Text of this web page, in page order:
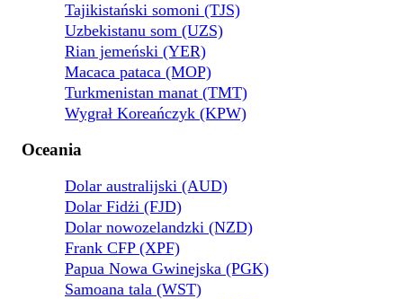
Tajikistański somoni (TJS)
Uzbekistanu som (UZS)
Rian jemeński (YER)
Macaca pataca (MOP)
Turkmenistan manat (TMT)
Wygrał Koreańczyk (KPW)
Oceania
Dolar australijski (AUD)
Dolar Fidżi (FJD)
Dolar nowozelandzki (NZD)
Frank CFP (XPF)
Papua Nowa Gwinejska (PGK)
Samoana tala (WST)